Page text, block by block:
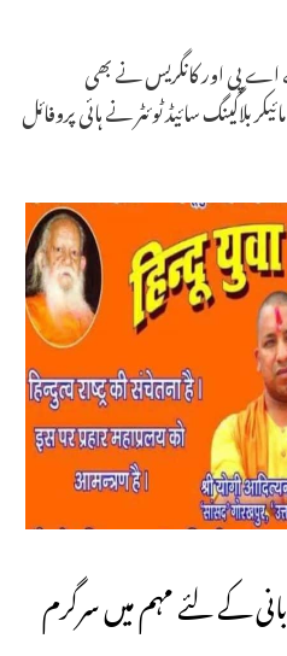
پی اور کانگریس نے بھی
بلاگینگ سائیڈ ٹوئٹر نے ہائی پروفائل
کے لئے مہم میں سرگرم